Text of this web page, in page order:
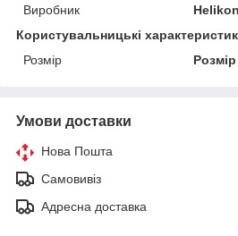
Виробник
Користувальницькі
Розмір
Розмір
Умови доставки
Нова Пошта
Самовивіз
Адресна доставка